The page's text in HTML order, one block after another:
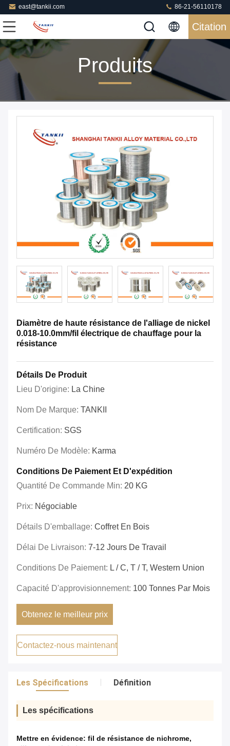
east@tankii.com 86-21-56110178
Citation
Produits
Diamètre de haute résistance de l'alliage de nickel
0.018-10.0mm/fil électrique de chauffage pour la
résistance
Détails De Produit
Lieu D'origine: La Chine
Nom De Marque: TANKII
Certification: SGS
Numéro De Modèle: Karma
Conditions De Paiement Et D'expédition
Quantité De Commande Min: 20 KG
Prix: Négociable
Détails D'emballage: Coffret En Bois
Délai De Livraison: 7-12 Jours De Travail
Conditions De Paiement: L / C, T / T, Western Union
Capacité D'approvisionnement: 100 Tonnes Par Mois
Obtenez le meilleur prix
Contactez-nous maintenant
Les Spécifications Définition
Les spécifications
Mettre en évidence: fil de résistance de nichrome,